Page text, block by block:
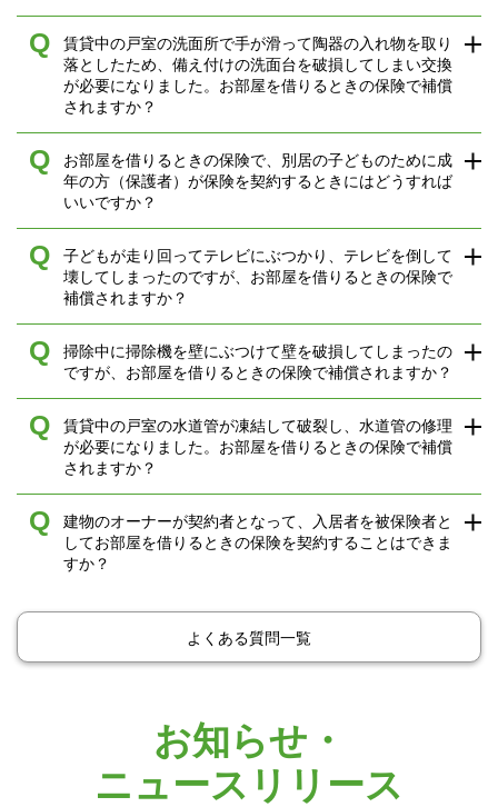
Q
賃貸中の戸室の洗面所で手が滑って陶器の入れ物を取り
落としたため、備え付けの洗面台を破損してしまい交換
が必要になりました。お部屋を借りるときの保険で補償
されますか？
Q
お部屋を借りるときの保険で、別居の子どものために成
年の方（保護者）が保険を契約するときにはどうすれば
いいですか？
Q
子どもが走り回ってテレビにぶつかり、テレビを倒して
壊してしまったのですが、お部屋を借りるときの保険で
補償されますか？
Q
掃除中に掃除機を壁にぶつけて壁を破損してしまったの
ですが、お部屋を借りるときの保険で補償されますか？
Q
賃貸中の戸室の水道管が凍結して破裂し、水道管の修理
が必要になりました。お部屋を借りるときの保険で補償
されますか？
Q
建物のオーナーが契約者となって、入居者を被保険者と
してお部屋を借りるときの保険を契約することはできま
すか？
よくある質問一覧
お知らせ・
ニュースリリース